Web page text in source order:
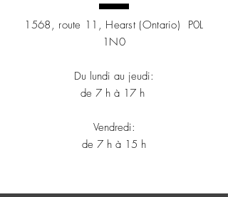
1568, route 11, Hearst (Ontario) P0L
1N0
Du lundi au jeudi:
de 7 h à 17 h
Vendredi:
de 7 h à 15 h